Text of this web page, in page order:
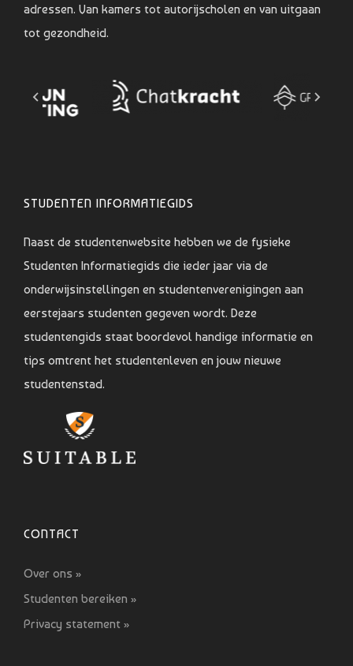
adressen. Van kamers tot autorijscholen en van uitgaan
tot gezondheid.
STUDENTEN INFORMATIEGIDS
Naast de studentenwebsite hebben we de fysieke
Studenten Informatiegids die ieder jaar via de
onderwijsinstellingen en studentenverenigingen aan
eerstejaars studenten gegeven wordt. Deze
studentengids staat boordevol handige informatie en
tips omtrent het studentenleven en jouw nieuwe
studentenstad.
CONTACT
Over ons »
Studenten bereiken »
Privacy statement »